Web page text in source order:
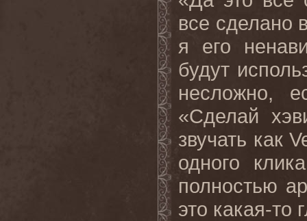
все сделано
я его
будут
несложно,
«Сделай
звучать как
одного
полностью
это какая-то